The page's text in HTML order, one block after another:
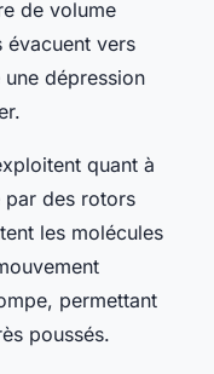
de volume
évacuent vers
dépression
quant à
par des rotors
les molécules
permettant
poussés.